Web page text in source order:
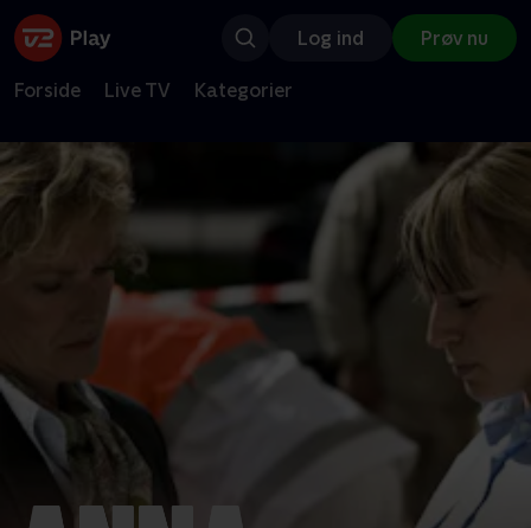
Log ind Prøv nu
Forside Live TV Kategorier